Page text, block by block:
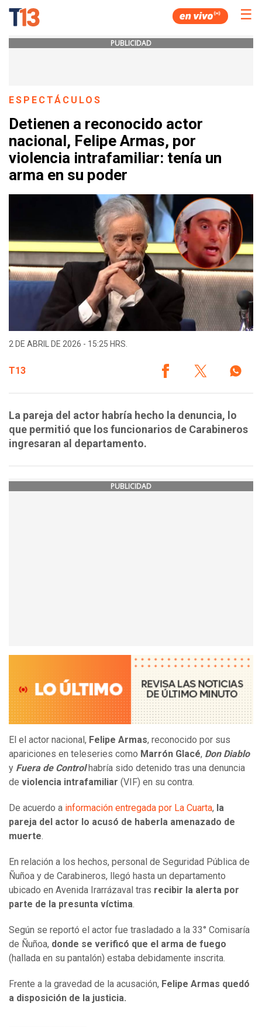
☰
PUBLICIDAD
ESPECTÁCULOS
Detienen a reconocido actor
nacional, Felipe Armas, por
violencia intrafamiliar: tenía un
arma en su poder
2 DE ABRIL DE 2026 - 15:25 HRS.
T13
La pareja del actor habría hecho la denuncia, lo
que permitió que los funcionarios de Carabineros
ingresaran al departamento.
PUBLICIDAD
El el actor nacional, Felipe Armas, reconocido por sus
apariciones en teleseries como Marrón Glacé, Don Diablo
y Fuera de Controlhabría sido detenido tras una denuncia
de violencia intrafamiliar (VIF) en su contra.
De acuerdo a información entregada por La Cuarta, la
pareja del actor lo acusó de haberla amenazado de
muerte.
En relación a los hechos, personal de Seguridad Pública de
Ñuñoa y de Carabineros, llegó hasta un departamento
ubicado en Avenida Irarrázaval tras recibir la alerta por
parte de la presunta víctima.
Según se reportó el actor fue trasladado a la 33° Comisaría
de Ñuñoa, donde se verificó que el arma de fuego
(hallada en su pantalón) estaba debidamente inscrita.
Frente a la gravedad de la acusación, Felipe Armas quedó
a disposición de la justicia.